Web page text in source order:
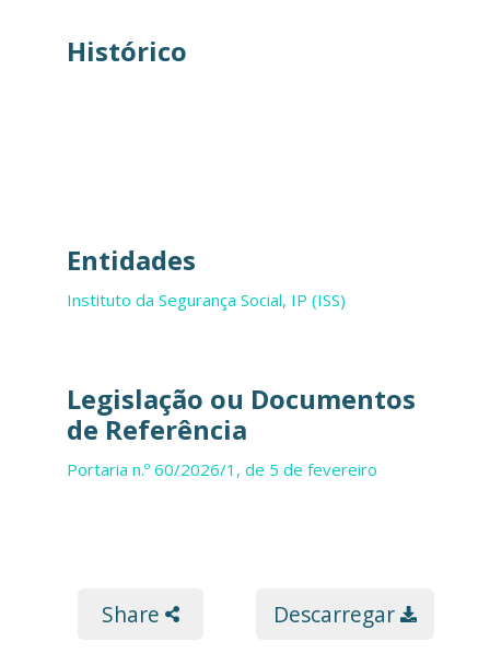
Histórico
Entidades
Instituto da Segurança Social, IP (ISS)
Legislação ou Documentos
de Referência
Portaria n.º 60/2026/1, de 5 de fevereiro
Share Descarregar